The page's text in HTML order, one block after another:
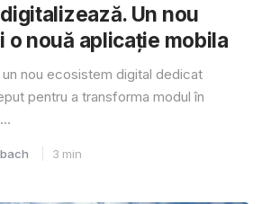
Un nou
o nouă aplicație mobila
nou ecosistem digital dedicat
pentru a transforma modul în
3 min